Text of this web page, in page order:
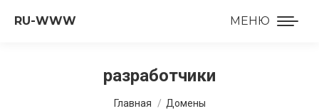
МЕНЮ
RU-WWW
разработчики
Вы здесь:
Главная Домены